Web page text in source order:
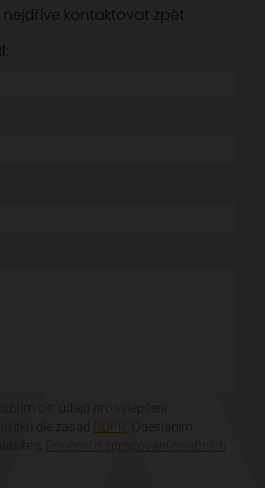
kontaktovat zpět.
GDPR
Poučení o zpracování osobních